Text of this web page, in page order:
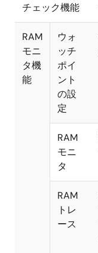
チェック機能
RAM
モニ
タ機
能
ウォ
ッチ
ポイ
ント
の設
定
RAM
モニ
タ
RAM
トレ
ース